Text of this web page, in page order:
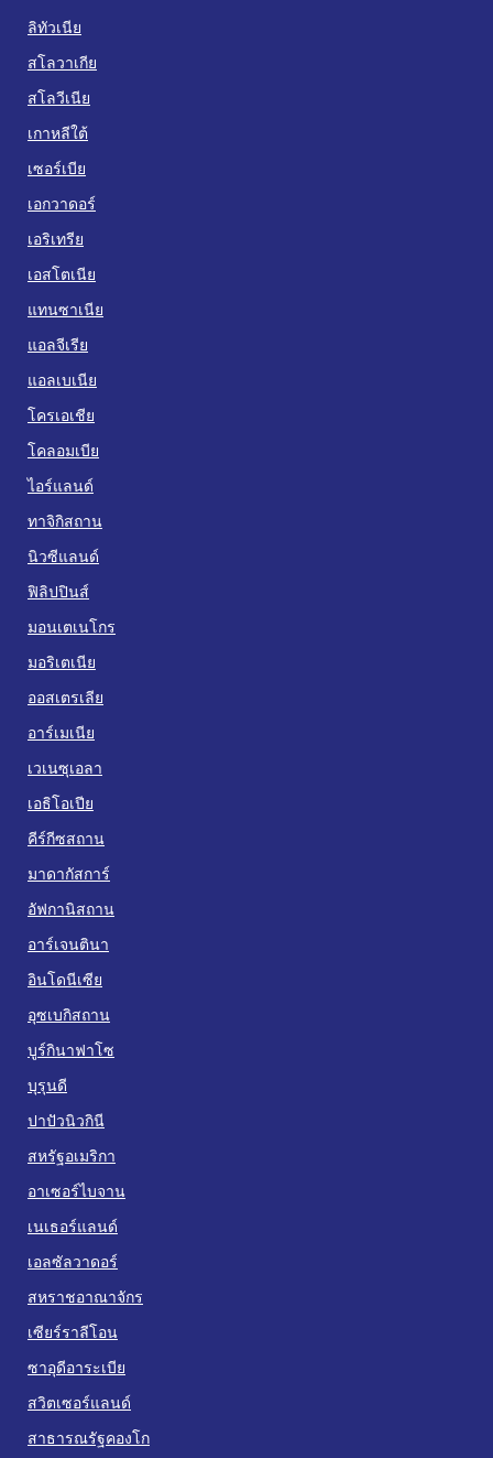
ลิทัวเนีย
สโลวาเกีย
สโลวีเนีย
เกาหลีใต้
เซอร์เบีย
เอกวาดอร์
เอริเทรีย
เอสโตเนีย
แทนซาเนีย
แอลจีเรีย
แอลเบเนีย
โครเอเชีย
โคลอมเบีย
ไอร์แลนด์
ทาจิกิสถาน
นิวซีแลนด์
ฟิลิปปินส์
มอนเตเนโกร
มอริเตเนีย
ออสเตรเลีย
อาร์เมเนีย
เวเนซุเอลา
เอธิโอเปีย
คีร์กีซสถาน
มาดากัสการ์
อัฟกานิสถาน
อาร์เจนตินา
อินโดนีเซีย
อุซเบกิสถาน
บูร์กินาฟาโซ
บุรุนดี
ปาปัวนิวกินี
สหรัฐอเมริกา
อาเซอร์ไบจาน
เนเธอร์แลนด์
เอลซัลวาดอร์
สหราชอาณาจักร
เซียร์ราลีโอน
ซาอุดีอาระเบีย
สวิตเซอร์แลนด์
สาธารณรัฐคองโก